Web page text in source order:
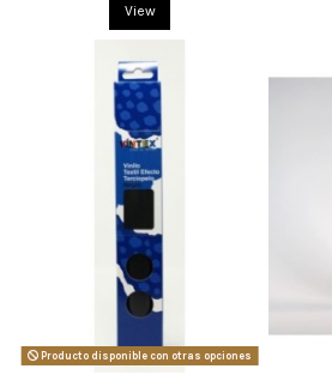
View
Producto disponible con otras opciones